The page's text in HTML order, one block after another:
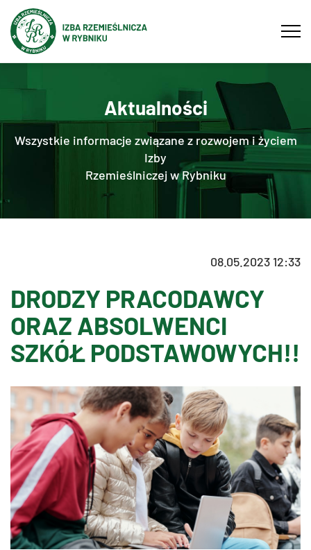
Aktualności
Wszystkie informacje związane z rozwojem i życiem
Izby
Rzemieślniczej w Rybniku
08.05.2023 12:33
DRODZY PRACODAWCY
ORAZ ABSOLWENCI
SZKÓŁ PODSTAWOWYCH!!